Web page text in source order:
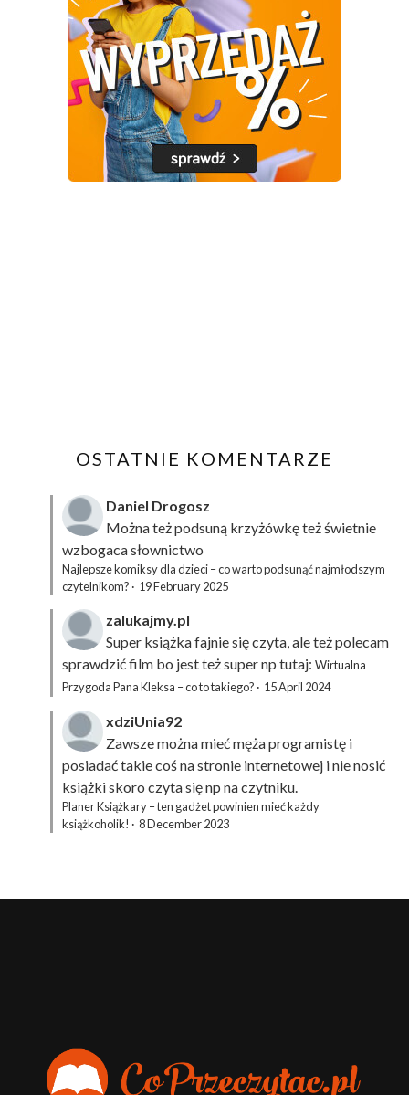
OSTATNIE KOMENTARZE
Daniel Drogosz
Można też podsuną krzyżówkęteż świetnie
wzbogaca słownictwo
Najlepsze komiksy dla dzieci – co warto podsunąć najmłodszym
czytelnikom? · 19 February 2025
zalukajmy.pl
Super książka fajnie się czyta, ale też polecam
sprawdzić film bo jest też super np tutaj: Wirtualna
Przygoda Pana Kleksa – co to takiego? · 15 April 2024
xdziUnia92
Zawsze można mieć męża programistę i
posiadać takie coś na stronie internetowej i nie nosić
książki skoro czyta się np na czytniku.
Planer Książkary – ten gadżet powinien mieć każdy
książkoholik! · 8 December 2023